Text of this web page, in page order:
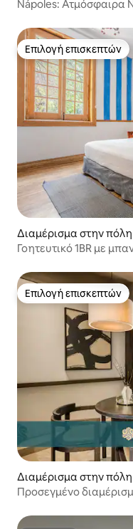
Nápoles: Ατμόσφαιρα
Επιλογή επισκεπτών
Επιλογή επισκεπτών
Διαμέρισμα στην
Γοητευτικό 1BR με
Επιλογή επισκεπτών
Επιλογή επισκεπτών
Διαμέρισμα στην πόλη
Προσεγμένο